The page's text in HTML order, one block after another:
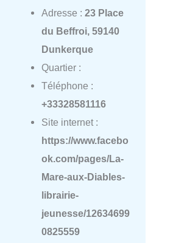
Adresse : 23 Place
du Beffroi, 59140
Dunkerque
Quartier :
Téléphone :
+33328581116
Site internet :
https://www.facebo
ok.com/pages/La-
Mare-aux-Diables-
librairie-
jeunesse/12634699
0825559